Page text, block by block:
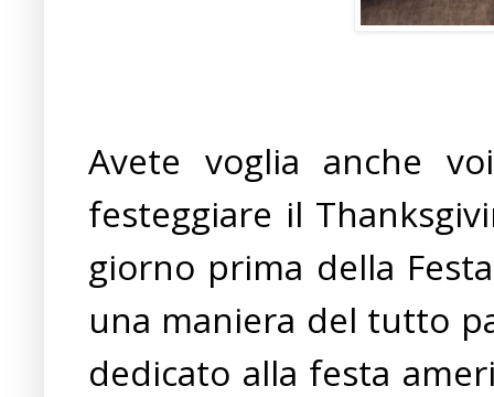
Avete voglia anche
festeggiare il
giorno prima della
una maniera del tutto
dedicato alla festa